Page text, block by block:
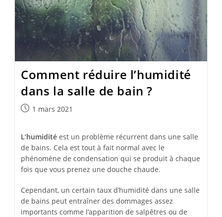
Comment réduire l’humidité
dans la salle de bain ?
Publication
1 mars 2021
L’humiditéest un problème récurrent dans une salle
de bains. Cela est tout à fait normal avec le
phénomène de condensation qui se produit à chaque
fois que vous prenez une douche chaude.
Cependant, un certain taux d’humidité dans une salle
de bains peut entraîner des dommages assez
importants comme l’apparition de salpêtres ou de